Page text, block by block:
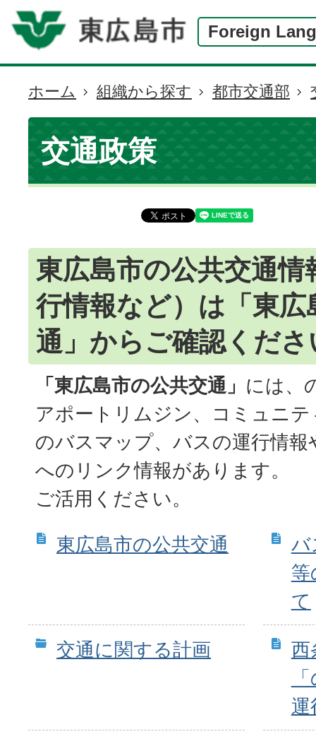
Foreign
現
在
の
位
置
ホーム 組織から探す 都市交通部
交通政策
東広島市の公共交通情
行情報など）は「東広
通」からご確認くださ
「東広島市の公共交通」 には、
アポートリムジン、コミュニ
のバスマップ、バスの運行情報
へのリンク情報があります。
ご活用ください。
東広島市の公共交通
バ
等
て
交通に関する計画
西
運